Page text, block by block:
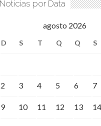
Notícias por Data
agosto 2026
D S T Q Q S
2 3 4 5 6 7
9 10 11 12 13 14